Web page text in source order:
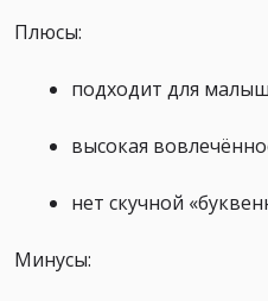
Плюсы:
подходит для
высокая
нет скучной
Минусы: